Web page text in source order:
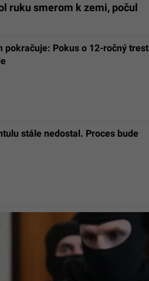
ruku smerom k zemi, počul
pokračuje: Pokus o 12-ročný trest
stále nedostal. Proces bude